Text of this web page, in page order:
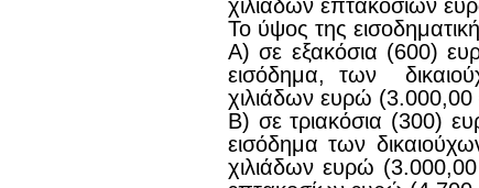
χιλιάδων επτακοσίων
Το ύψος της
Α) σε εξακόσια (600)
εισόδημα, των
χιλιάδων ευρώ (3.000,00
Β) σε τριακόσια (300)
εισόδημα των
χιλιάδων ευρώ